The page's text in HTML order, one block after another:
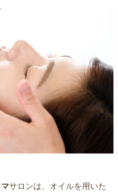
サロンは、オイルを用いた